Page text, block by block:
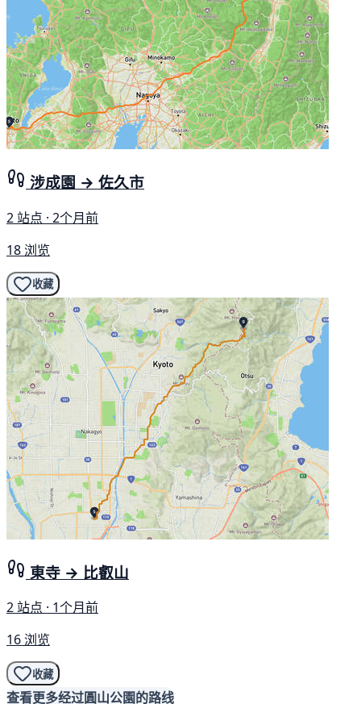
涉成園 → 佐久市
2 站点 · 2个月前
18 浏览
收藏
東寺 → 比叡山
2 站点 · 1个月前
16 浏览
收藏
查看更多经过圓山公園的路线